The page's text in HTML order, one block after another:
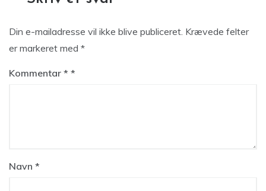
Din e-mailadresse vil ikke blive publiceret. Krævede felter
er markeret med *
Kommentar *
Navn *